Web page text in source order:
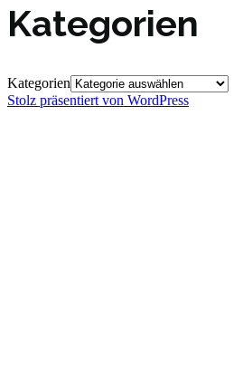
Kategorien
Kategorien
Stolz präsentiert von WordPress